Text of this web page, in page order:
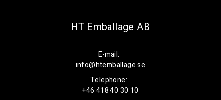
HT Emballage AB
E-mail:
info@htemballage.se
Telephone:
+46 418 40 30 10